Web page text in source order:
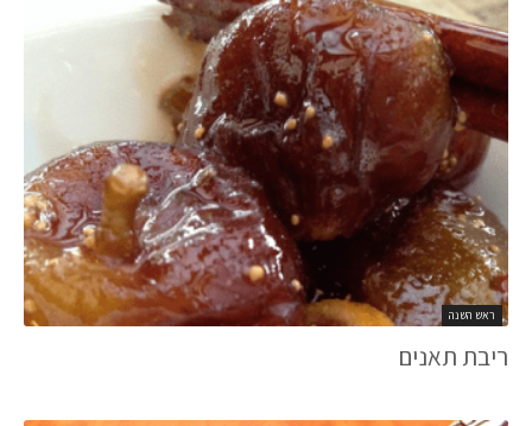
ראש השנה
ריבת תאנים